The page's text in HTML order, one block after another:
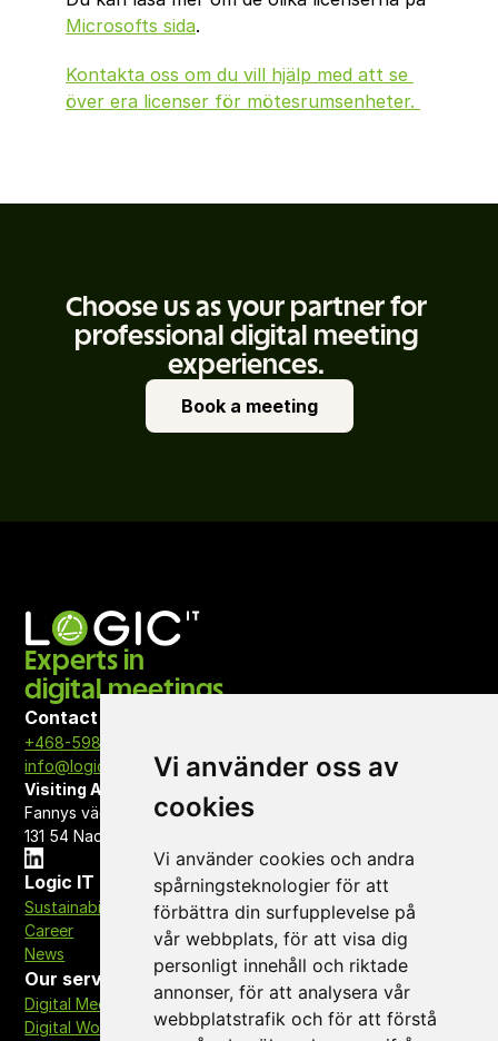
Vi använder oss av
cookies
Vi använder cookies och andra
spårningsteknologier för att
förbättra din surfupplevelse på
vår webbplats, för att visa dig
personligt innehåll och riktade
annonser, för att analysera vår
webbplatstrafik och för att förstå
Microsofts sida.
Kontakta oss om du vill hjälp med att se
över era licenser för mötesrumsenheter.
Choose us as your partner for
professional digital meeting
experiences.
Book a meeting
Experts in
digital meetings
Contact
+468-598 443 50
info@logicit.se
Visiting Address
Fannys väg 3
131 54 Nacka
Logic IT
Sustainability
Career
News
Our services
Digital Meeting Areas
Digital Workplace